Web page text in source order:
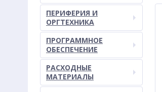
ПЕРИФЕРИЯ И
ОРГТЕХНИКА
ПРОГРАММНОЕ
ОБЕСПЕЧЕНИЕ
РАСХОДНЫЕ
МАТЕРИАЛЫ